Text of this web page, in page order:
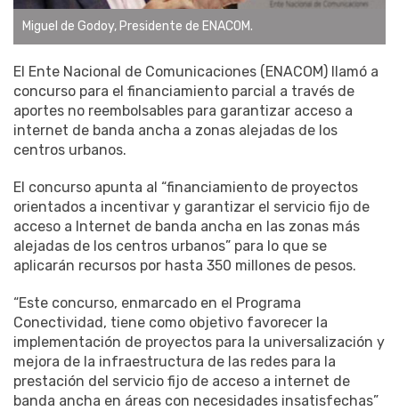
Miguel de Godoy, Presidente de ENACOM.
El Ente Nacional de Comunicaciones (ENACOM) llamó a
concurso para el financiamiento parcial a través de
aportes no reembolsables para garantizar acceso a
internet de banda ancha a zonas alejadas de los
centros urbanos.
El concurso apunta al “financiamiento de proyectos
orientados a incentivar y garantizar el servicio fijo de
acceso a Internet de banda ancha en las zonas más
alejadas de los centros urbanos” para lo que se
aplicarán recursos por hasta 350 millones de pesos.
“Este concurso, enmarcado en el Programa
Conectividad, tiene como objetivo favorecer la
implementación de proyectos para la universalización y
mejora de la infraestructura de las redes para la
prestación del servicio fijo de acceso a internet de
banda ancha en áreas con necesidades insatisfechas”